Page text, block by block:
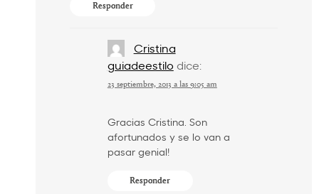
Responder
Cristina
guiadeestilo dice:
23 septiembre, 2013 a las 9:05 am
Gracias Cristina. Son
afortunados y se lo van a
pasar genial!
Responder